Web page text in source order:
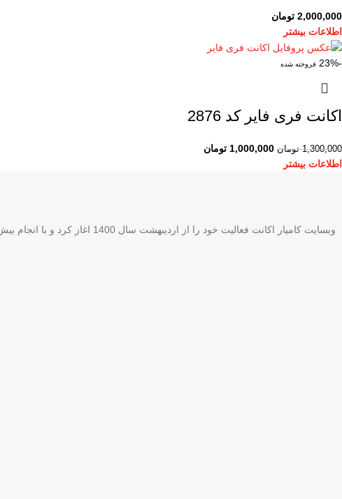
2,000,000 تومان
اطلاعات بیشتر
-23% فروخته شده
اکانت فری فایر کد 2876
1,300,000 تومان 1,000,000 تومان
اطلاعات بیشتر